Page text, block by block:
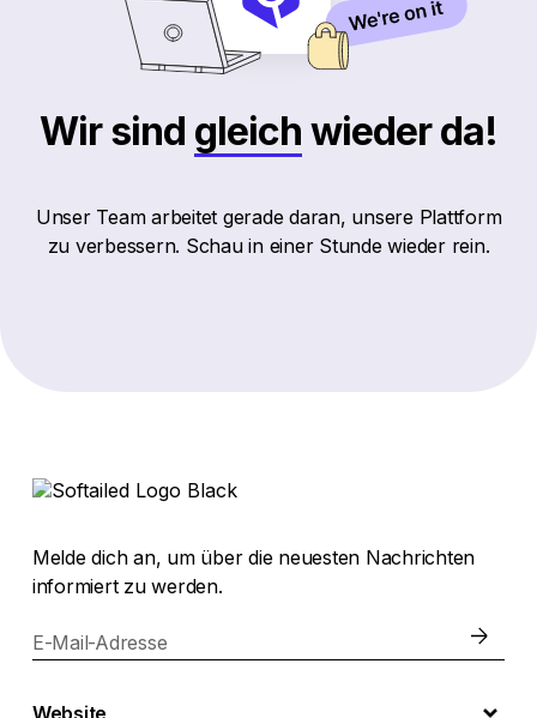
Wir sind gleich wieder da!
Unser Team arbeitet gerade daran, unsere Plattform
zu verbessern. Schau in einer Stunde wieder rein.
Melde dich an, um über die neuesten Nachrichten
informiert zu werden.
E-Mail-Adresse
Website